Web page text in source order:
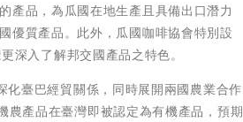
產品，為瓜國在地生產且具備出口潛力
優質產品。此外，瓜國咖啡協會特別設
入了解邦交國產品之特色。
臺巴經貿關係，同時展開兩國農業合作
農產品在臺灣即被認定為有機產品，預期